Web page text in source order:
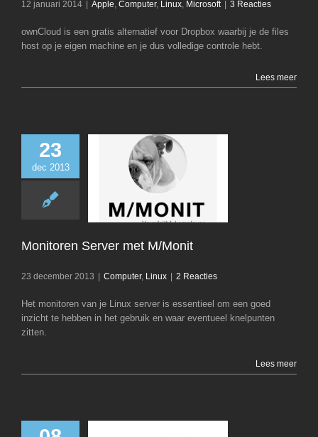
12 januari 2014 | Apple, Computer, Linux, Microsoft | 3 Reacties
ownCloud is een gratis alternatief voor Dropbox waarbij je de files
host op je eigen machine en je dus volledige controle hebt.
Lees meer
23
dec 2013
Monitoren Server met M/Monit
23 december 2013 Computer, Linux 2 Reacties
Het monitoren van je Linux server is essentieel om een goed
inzicht te hebben in het gebruik en waar eventueel knelpunten
zitten.
Lees meer